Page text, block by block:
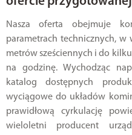
Nasza oferta obejmuje
parametrach technicznych,
metrów sześciennych i do
na godzinę. Wychodząc
katalog dostępnych
wyciągowe do układów
prawidłową cyrkulację
wieloletni producent